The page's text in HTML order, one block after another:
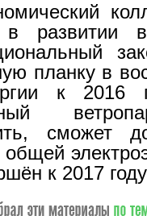
развитии
планку в
к 2016
сможет
к 2017